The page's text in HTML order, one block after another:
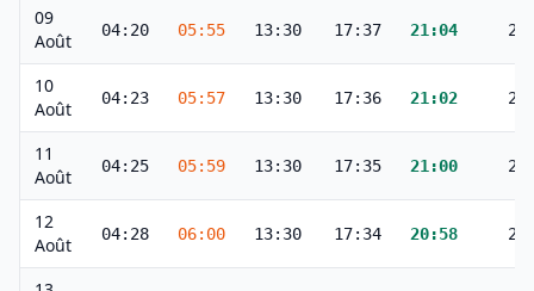
09
Août
04:20 05:55 13:30 17:37 21:04
10
Août
04:23 05:57 13:30 17:36 21:02
11
Août
04:25 05:59 13:30 17:35 21:00
12
Août
04:28 06:00 13:30 17:34 20:58